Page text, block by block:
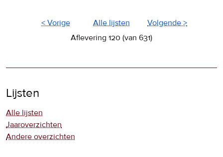
< Vorige Alle lijsten
Volgende >
Aflevering 120 (van 631)
Lijsten
Alle lijsten
Jaaroverzichten
Andere overzichten